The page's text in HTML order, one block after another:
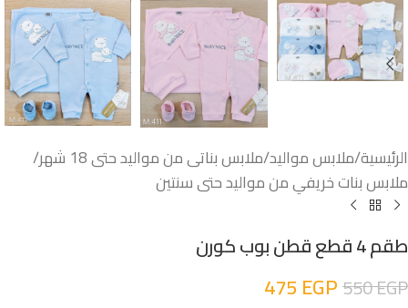
الرئيسية/ملابس مواليد/ملابس بناتى من مواليد حتى 18 شهر
/
ملابس بنات خريفي من مواليد حتى سنتين
طقم 4 قطع قطن بوب كورن
550EGP
475EGP